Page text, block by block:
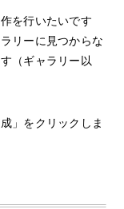
を行いたいです
リーに見つからな
（ギャラリー以
」をクリックしま